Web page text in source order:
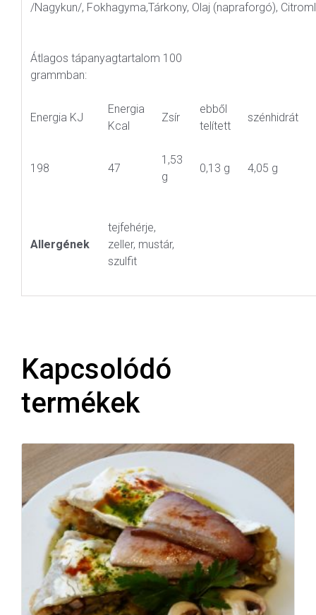
/Nagykun/, Fokhagyma,Tárkony, Olaj (napraforgó),
Átlagos tápanyagtartalom 100
grammban:
Energia KJ
Energia
Kcal
Zsír
ebből
telített
szénhidrát
198 47
1,53
g
0,13 g 4,05 g
Allergének
tejfehérje,
zeller, mustár,
szulfit
Kapcsolódó
termékek